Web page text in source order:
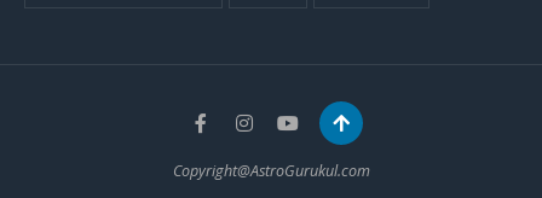
Copyright@AstroGurukul.com